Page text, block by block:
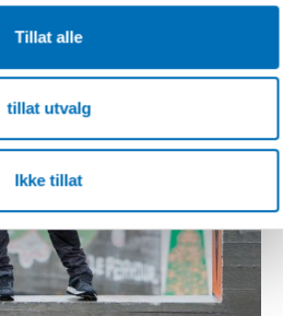
Tillat alle
tillat utvalg
Ikke tillat